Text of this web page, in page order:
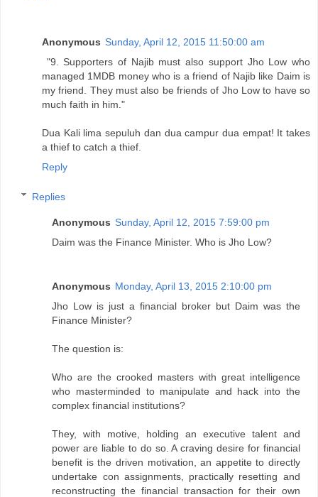
Anonymous Sunday, April 12, 2015 11:50:00 am
"9. Supporters of Najib must also support Jho Low who
managed 1MDB money who is a friend of Najib like Daim is
my friend. They must also be friends of Jho Low to have so
much faith in him."
Dua Kali lima sepuluh dan dua campur dua empat! It takes
a thief to catch a thief.
Reply
Replies
Anonymous Sunday, April 12, 2015 7:59:00 pm
Daim was the Finance Minister. Who is Jho Low?
Anonymous Monday, April 13, 2015 2:10:00 pm
Jho Low is just a financial broker but Daim was the
Finance Minister?
The question is:
Who are the crooked masters with great intelligence
who masterminded to manipulate and hack into the
complex financial institutions?
They, with motive, holding an executive talent and
power are liable to do so. A craving desire for financial
benefit is the driven motivation, an appetite to directly
undertake con assignments, practically resetting and
reconstructing the financial transaction for their own